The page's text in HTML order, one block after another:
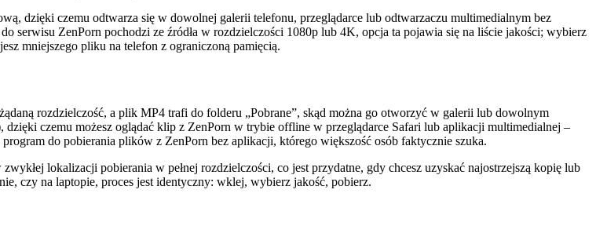
dzięki czemu odtwarza się w dowolnej galerii telefonu, przeglądarce lub odtwarzaczu multimedialnym bez
serwisu ZenPorn pochodzi ze źródła w rozdzielczości 1080p lub 4K, opcja ta pojawia się na liście jakości; wybierz
mniejszego pliku na telefon z ograniczoną pamięcią.
rozdzielczość, a plik MP4 trafi do folderu „Pobrane”, skąd można go otworzyć w galerii lub dowolnym
czemu możesz oglądać klip z ZenPorn w trybie offline w przeglądarce Safari lub aplikacji multimedialnej –
do pobierania plików z ZenPorn bez aplikacji, którego większość osób faktycznie szuka.
lokalizacji pobierania w pełnej rozdzielczości, co jest przydatne, gdy chcesz uzyskać najostrzejszą kopię lub
czy na laptopie, proces jest identyczny: wklej, wybierz jakość, pobierz.